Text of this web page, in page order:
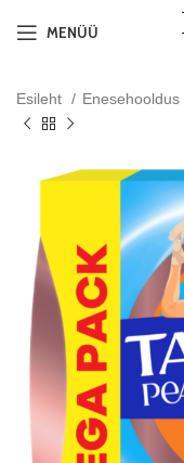
MENÜÜ
Esileht Enesehooldus